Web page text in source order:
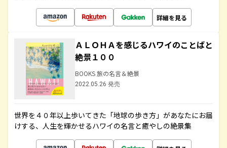
詳細を見る
ＡＬＯＨＡを感じるハワイのことばと
絶景１００
BOOKS 旅の名言＆絶景
2022.05.26 発売
世界を４０年以上歩いてきた「地球の歩き方」があなたにお届
けする、人生を輝かせるハワイの名言と癒やしの絶景集